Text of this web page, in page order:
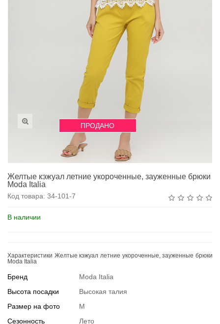
ПРОДАНО
Желтые кэжуал летние укороченные, зауженные брюки
Moda Italia
Код товара: 34-101-7
В наличии
Характеристики Желтые кэжуал летние укороченные, зауженные брюки
Moda Italia
Бренд
Moda Italia
Высота посадки
Высокая талия
Размер на фото
M
Сезонность
Лето